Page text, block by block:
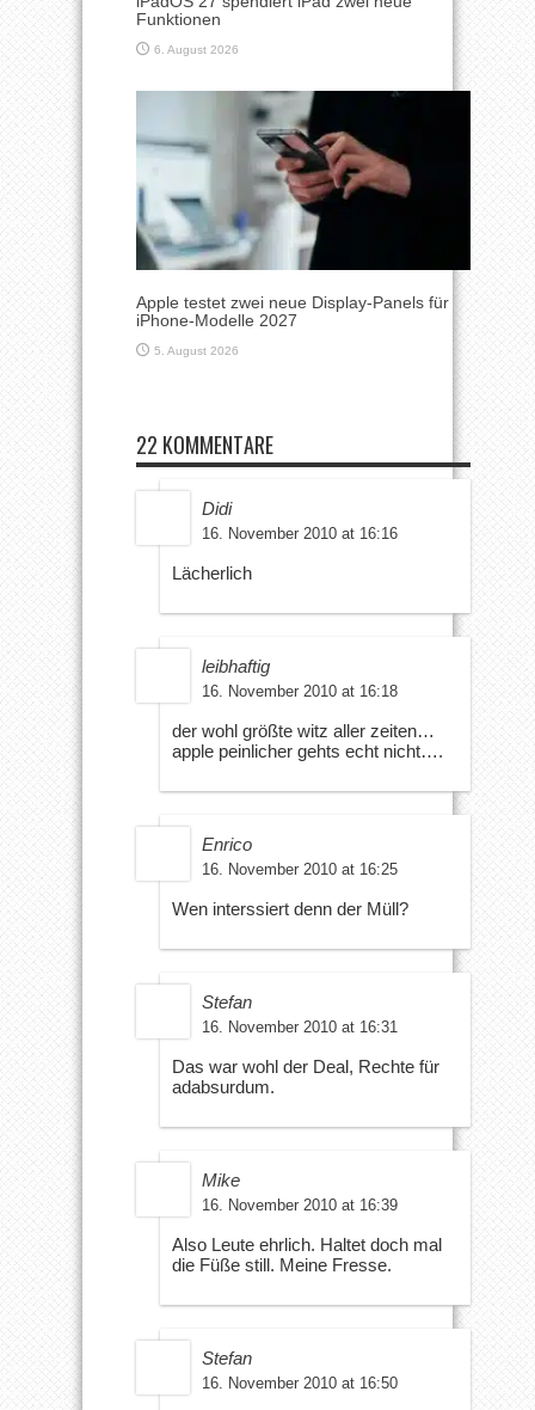
Funktionen
6. August 2026
Apple testet zwei neue Display-Panels für
iPhone-Modelle 2027
5. August 2026
22 KOMMENTARE
Didi
16. November 2010 at 16:16
Lächerlich
leibhaftig
16. November 2010 at 16:18
der wohl größte witz aller zeiten…
apple peinlicher gehts echt nicht….
Enrico
16. November 2010 at 16:25
Wen interssiert denn der Müll?
Stefan
16. November 2010 at 16:31
Das war wohl der Deal, Rechte für
adabsurdum.
Mike
16. November 2010 at 16:39
Also Leute ehrlich. Haltet doch mal
die Füße still. Meine Fresse.
Stefan
16. November 2010 at 16:50